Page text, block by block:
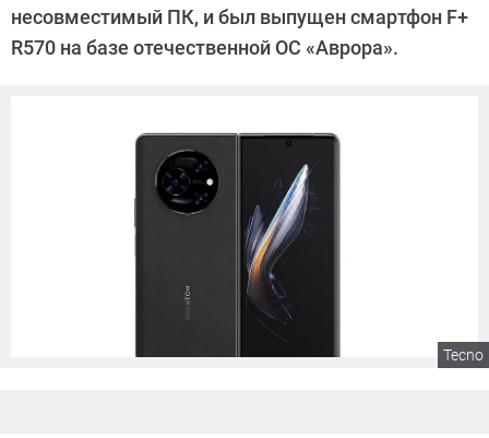
несовместимый ПК, и был выпущен смартфон F+
R570 на базе отечественной ОС «Аврора».
Tecno